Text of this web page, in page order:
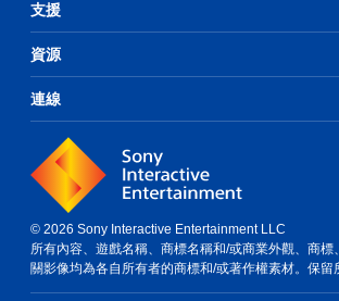
支援
資源
連線
© 2026 Sony Interactive Entertainment LLC
所有內容、遊戲名稱、商標名稱和/或商業外觀、商標
關影像均為各自所有者的商標和/或著作權素材。保留